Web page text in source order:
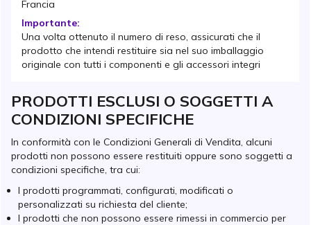
Francia
Importante:
Una volta ottenuto il numero di reso, assicurati che il
prodotto che intendi restituire sia nel suo imballaggio
originale con tutti i componenti e gli accessori integri
PRODOTTI ESCLUSI O SOGGETTI A
CONDIZIONI SPECIFICHE
In conformità con le Condizioni Generali di Vendita, alcuni
prodotti non possono essere restituiti oppure sono soggetti a
condizioni specifiche, tra cui:
I prodotti programmati, configurati, modificati o
personalizzati su richiesta del cliente;
I prodotti che non possono essere rimessi in commercio per